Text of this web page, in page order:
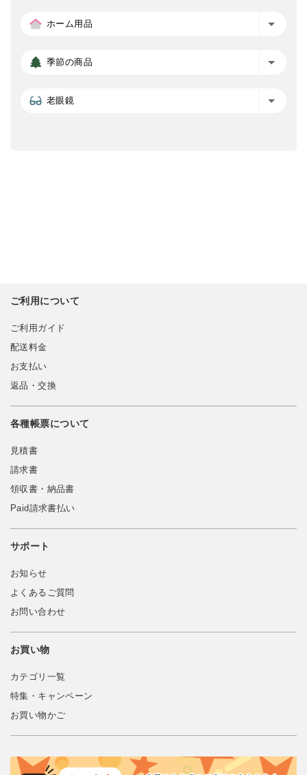
ホーム用品
季節の商品
老眼鏡
ご利用について
ご利用ガイド
配送料金
お支払い
返品・交換
各種帳票について
見積書
請求書
領収書・納品書
Paid請求書払い
サポート
お知らせ
よくあるご質問
お問い合わせ
お買い物
カテゴリ一覧
特集・キャンペーン
お買い物かご